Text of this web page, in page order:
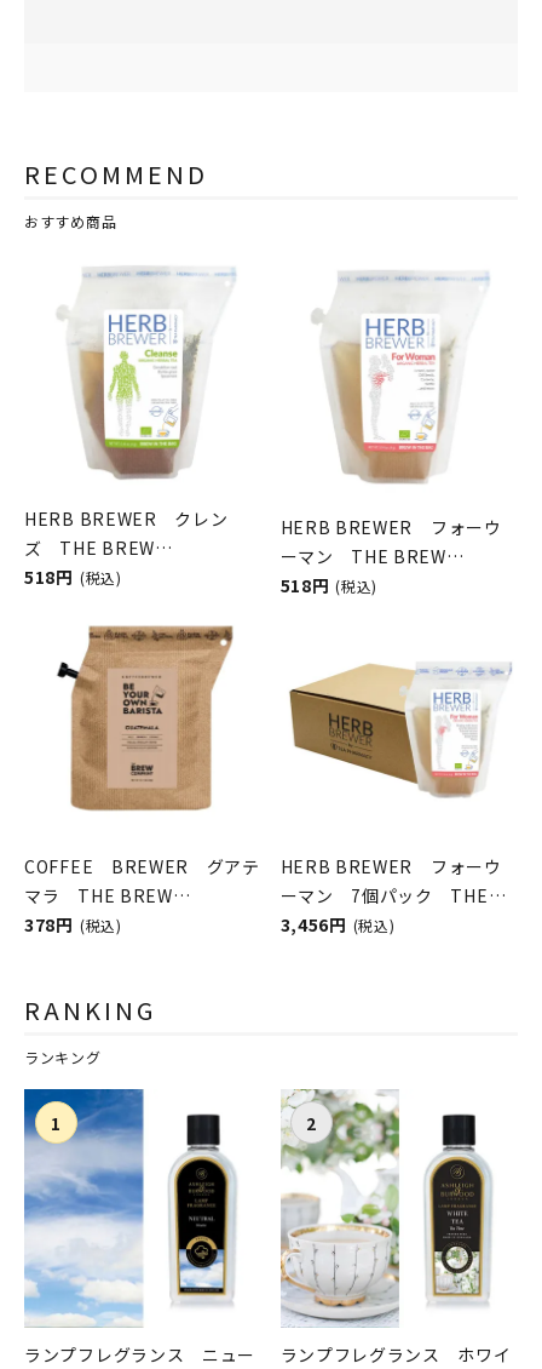
RECOMMEND
おすすめ商品
HERB BREWER クレン
ズ THE BREW
COMPANY（ハーブブリュー
518円 (税込)
HERB BREWER フォーウ
ーマン THE BREW
COMPANY（ハーブブリュー
518円 (税込)
COFFEE BREWER グアテ
マラ THE BREW
COMPANY（コーヒーブリュ
378円 (税込)
HERB BREWER フォーウ
ーマン 7個パック THE
BREW COMPANY（ハーブブ
3,456円 (税込)
RANKING
ランキング
ランプフレグランス ニュー
ランプフレグランス ホワイ